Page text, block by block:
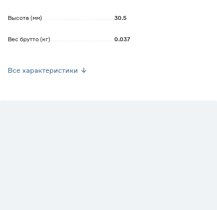
Высота (мм) 30.5
Вес брутто (кг) 0.037
Все характеристики